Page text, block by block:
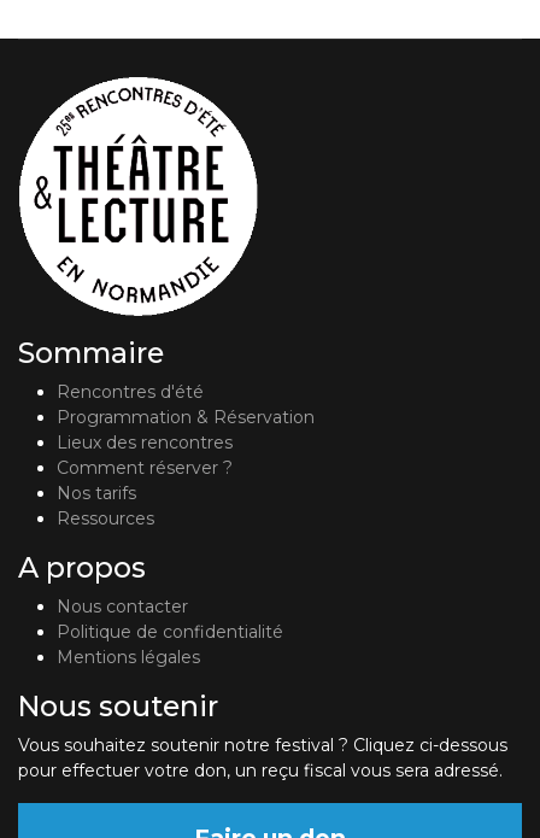
Sommaire
Rencontres d'été
Programmation & Réservation
Lieux des rencontres
Comment réserver ?
Nos tarifs
Ressources
A propos
Nous contacter
Politique de confidentialité
Mentions légales
Nous soutenir
Vous souhaitez soutenir notre festival ? Cliquez ci-dessous
pour effectuer votre don, un reçu fiscal vous sera adressé.